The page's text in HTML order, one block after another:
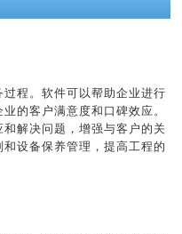
程。软件可以帮助企业进行
的客户满意度和口碑效应。
解决问题，增强与客户的关
设备保养管理，提高工程的